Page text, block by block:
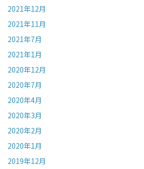
2021年12月
2021年11月
2021年7月
2021年1月
2020年12月
2020年7月
2020年4月
2020年3月
2020年2月
2020年1月
2019年12月